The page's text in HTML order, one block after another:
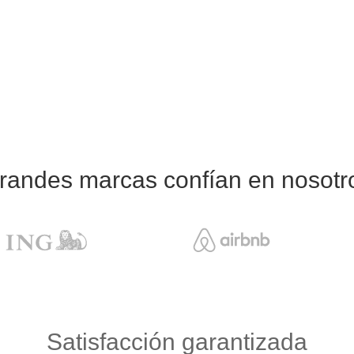
marcas confían en
Satisfacción garantizada